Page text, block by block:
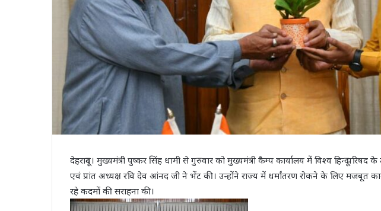
देहरादून। मुख्यमंत्री पुष्कर सिंह धामी से गुरुवार को मुख्यमंत्री कैम्प कार्यालय में विश्व हिन्दू परिषद
एवं प्रांत अध्यक्ष रवि देव आंनद जी ने भेंट की। उन्होंने राज्य में धर्मांतरण रोकने के लिए मजबूत
रहे कदमों की सराहना की।